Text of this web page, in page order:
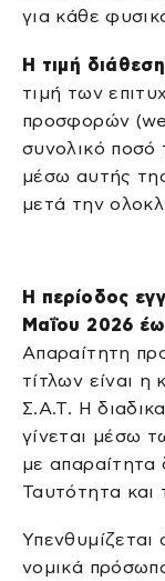
για κάθε
Η τιμή
τιμή των
προσφορών
συνολικό ποσό
μέσω αυτής
μετά την
Η περίοδος
Μαΐου 2026
Απαραίτητη
τίτλων είναι
Σ.Α.Τ. Η
γίνεται μέσω
με απαραίτητα
Ταυτότητα
Υπενθυμίζεται
νομικά